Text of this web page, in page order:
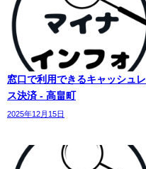
窓口で利用できるキャッシュレ
ス決済 - 高畠町
2025年12月15日